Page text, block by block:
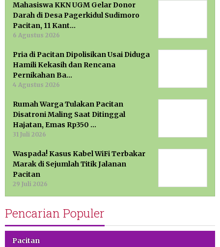
Mahasiswa KKN UGM Gelar Donor
Darah di Desa Pagerkidul Sudimoro
Pacitan, 11 Kant…
6 Agustus 2026
Pria di Pacitan Dipolisikan Usai Diduga
Hamili Kekasih dan Rencana
Pernikahan Ba…
4 Agustus 2026
Rumah Warga Tulakan Pacitan
Disatroni Maling Saat Ditinggal
Hajatan, Emas Rp350 …
31 Juli 2026
Waspada! Kasus Kabel WiFi Terbakar
Marak di Sejumlah Titik Jalanan
Pacitan
29 Juli 2026
Pencarian Populer
Pacitan